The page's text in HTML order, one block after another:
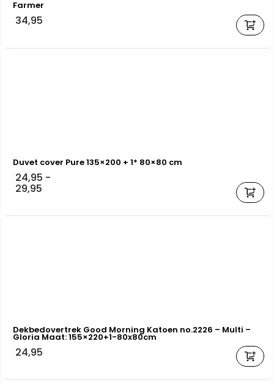
Farmer
34,95
Duvet cover Pure 135×200 + 1* 80×80 cm
24,95 -
29,95
Dekbedovertrek Good Morning Katoen no.2226 – Multi –
Gloria Maat: 155×220+1-80x80cm
24,95